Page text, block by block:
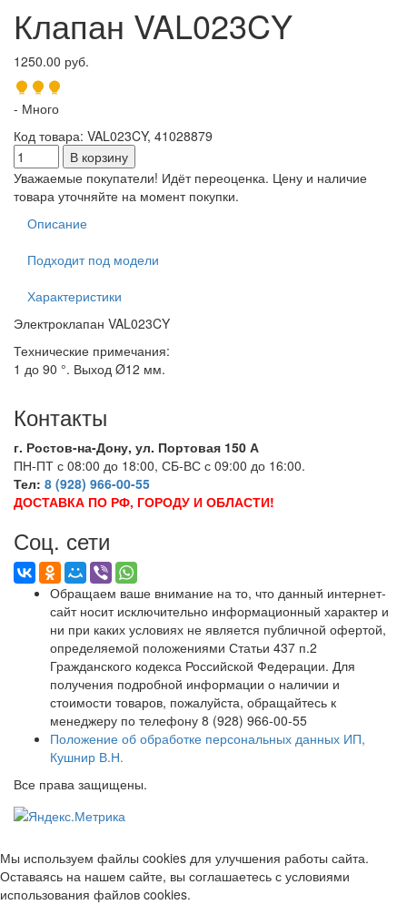
Клапан VAL023CY
1250.00 руб.
- Много
Код товара: VAL023CY, 41028879
Уважаемые покупатели! Идёт переоценка. Цену и наличие
товара уточняйте на момент покупки.
Описание
Подходит под модели
Характеристики
Электроклапан VAL023CY
Технические примечания:
1 до 90 °. Выход Ø12 мм.
Контакты
г. Ростов-на-Дону, ул. Портовая 150 А
ПН-ПТ с 08:00 до 18:00, СБ-ВС с 09:00 до 16:00.
Тел: 8 (928) 966-00-55
ДОСТАВКА ПО РФ, ГОРОДУ И ОБЛАСТИ!
Соц. сети
Обращаем ваше внимание на то, что данный интернет-
сайт носит исключительно информационный характер и
ни при каких условиях не является публичной офертой,
определяемой положениями Статьи 437 п.2
Гражданского кодекса Российской Федерации. Для
получения подробной информации о наличии и
стоимости товаров, пожалуйста, обращайтесь к
менеджеру по телефону 8 (928) 966-00-55
Положение об обработке персональных данных ИП,
Кушнир В.Н.
Все права защищены.
Мы используем файлы cookies для улучшения работы сайта.
Оставаясь на нашем сайте, вы соглашаетесь с условиями
использования файлов cookies.